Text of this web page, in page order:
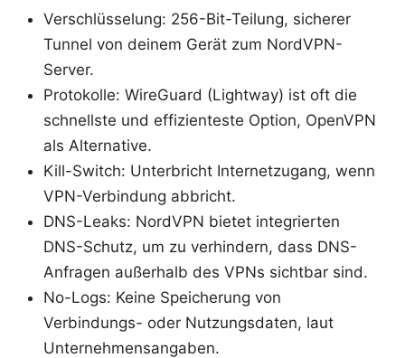
Verschlüsselung: 256-Bit-Teilung, sicherer
Tunnel von deinem Gerät zum NordVPN-
Server.
Protokolle: WireGuard (Lightway) ist oft die
schnellste und effizienteste Option, OpenVPN
als Alternative.
Kill-Switch: Unterbricht Internetzugang, wenn
VPN-Verbindung abbricht.
DNS-Leaks: NordVPN bietet integrierten
DNS-Schutz, um zu verhindern, dass DNS-
Anfragen außerhalb des VPNs sichtbar sind.
No-Logs: Keine Speicherung von
Verbindungs- oder Nutzungsdaten, laut
Unternehmensangaben.